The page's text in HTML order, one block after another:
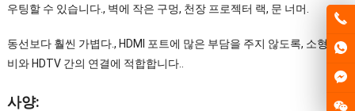
우팅할 수 있습니다., 벽에 작은 구멍, 천장 프로젝터 랙, 문 너머.
동선보다 훨씬 가볍다., HDMI 포트에 많은 부담을 주지 않도록, 소형 장
비와 HDTV 간의 연결에 적합합니다..
사양: